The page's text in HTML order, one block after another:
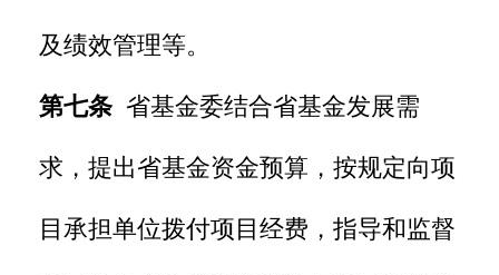
及绩效管理等。
第七条 省基金委结合省基金发展需
求，提出省基金资金预算，按规定向项
目承担单位拨付项目经费，指导和监督